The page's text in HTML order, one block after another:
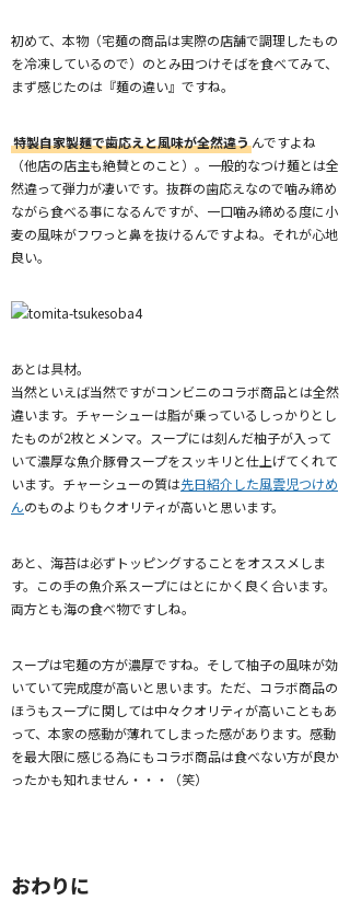
初めて、本物（宅麺の商品は実際の店舗で調理したもの
を冷凍しているので）のとみ田つけそばを食べてみて、
まず感じたのは『麺の違い』ですね。
特製自家製麺で歯応えと風味が全然違うんですよね
（他店の店主も絶賛とのこと）。一般的なつけ麺とは全
然違って弾力が凄いです。抜群の歯応えなので噛み締め
ながら食べる事になるんですが、一口噛み締める度に小
麦の風味がフワっと鼻を抜けるんですよね。それが心地
良い。
あとは具材。
当然といえば当然ですがコンビニのコラボ商品とは全然
違います。チャーシューは脂が乗っているしっかりとし
たものが2枚とメンマ。スープには刻んだ柚子が入って
いて濃厚な魚介豚骨スープをスッキリと仕上げてくれて
います。チャーシューの質は先日紹介した風雲児つけめ
んのものよりもクオリティが高いと思います。
あと、海苔は必ずトッピングすることをオススメしま
す。この手の魚介系スープにはとにかく良く合います。
両方とも海の食べ物ですしね。
スープは宅麺の方が濃厚ですね。そして柚子の風味が効
いていて完成度が高いと思います。ただ、コラボ商品の
ほうもスープに関しては中々クオリティが高いこともあ
って、本家の感動が薄れてしまった感があります。感動
を最大限に感じる為にもコラボ商品は食べない方が良か
ったかも知れません・・・（笑）
おわりに